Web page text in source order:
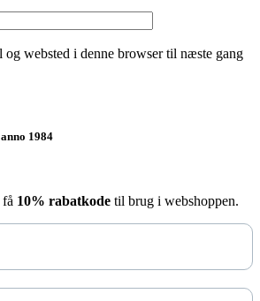
og websted i denne browser til næste gang
1984
10% rabatkode til brug i webshoppen.